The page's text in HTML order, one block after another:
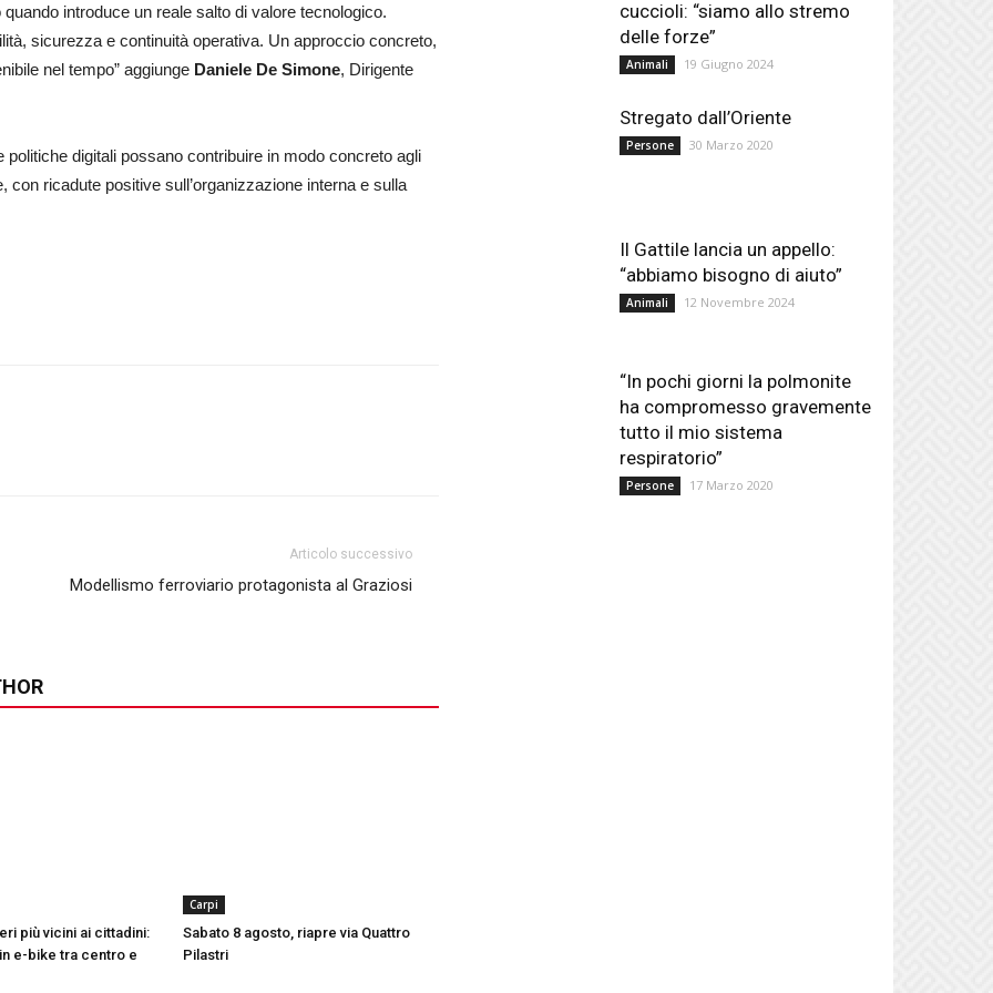
introduce un reale salto di valore tecnologico.
sicurezza e continuità operativa. Un approccio concreto,
nel tempo” aggiunge Daniele De Simone, Dirigente
politiche digitali possano contribuire in modo concreto agli
ricadute positive sull’organizzazione interna e sulla
Articolo successivo
Modellismo ferroviario protagonista al Graziosi
più vicini ai cittadini:
e-bike tra centro e
Carpi
Sabato 8 agosto, riapre via Quattro
Pilastri
cuccioli: “siamo allo stremo
delle forze”
Animali 19 Giugno 2024
Stregato dall’Oriente
Persone 30 Marzo 2020
Il Gattile lancia un appello:
“abbiamo bisogno di aiuto”
Animali 12 Novembre 2024
“In pochi giorni la polmonite
ha compromesso gravemente
tutto il mio sistema
respiratorio”
Persone 17 Marzo 2020